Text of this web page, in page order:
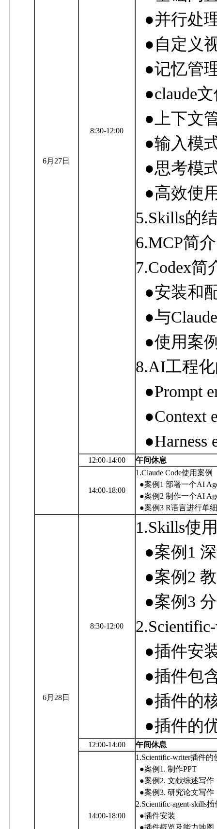
6月27日
8:30-12:00
●并行处
●自定义
●记忆管
●claude
● 上下文
●输入模
●思考模
●高效使
5.Skills的
6.MCP简介
7.Codex简
●安装和
●与
●使用案
8.AI工程
●Prompt
●Context
●Harness
12:00-14:00 午间休息
14:00-18:00
1 .Claude Code使用案例
●案例1 部署一个AI
●案例2 制作一个AI
●案例3 R语言进行单
6月28日
8:30-12:00
1.Skills使
●案例1
●案例2
●案例3
2.
●插件安
●插件包
●插件的
●插件的
12:00-14:00 午间休息
14:00-18:00
1.Scientific-writer插件的
●案例1. 制作PPT
●案例2. 文献综述写作
●案例3. 研究论文写作
2.Scientific-agent-skills插
●插件安装
●插件概览及能力地图